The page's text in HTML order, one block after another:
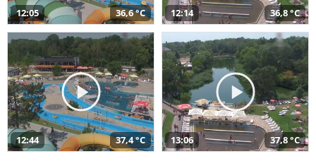
12:05 36,6 °C 12:14 36,8 °C
12:44 37,4 °C 13:06 37,8 °C